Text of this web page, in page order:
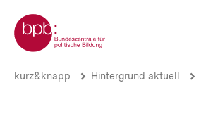
zum
Seiteninhalt
springen
Zur Startseite der bpb
Parlamentswahl
Brotkrümelnavigation
Pfadnavigation
kurz&knapp Hintergrund aktuell